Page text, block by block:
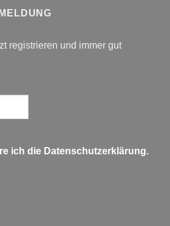
registrieren und immer gut
ich die Datenschutzerklärung.